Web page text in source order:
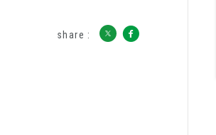
share :